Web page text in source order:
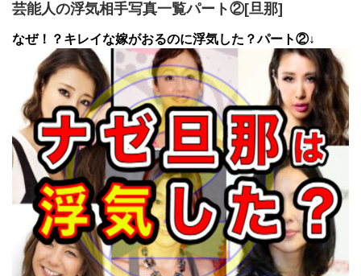
芸能人の浮気相手写真一覧パート②[旦那]
なぜ！？キレイな嫁がおるのに浮気した？パート②↓